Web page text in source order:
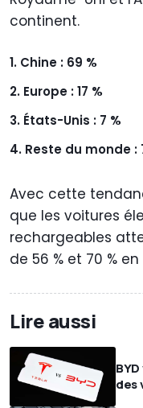
continent.
Chine : 69 %
Europe : 17 %
États-Unis : 7 %
Reste du monde :
Avec cette
que les voitures
rechargeables
de 56 % et 70 %
Lire aussi
des